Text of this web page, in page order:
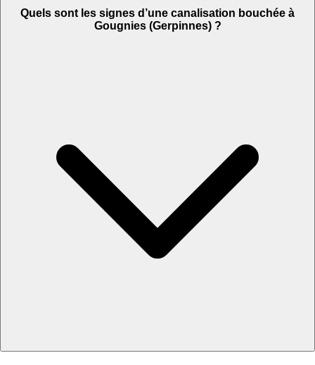
Quels sont les signes d’une canalisation bouchée à
Gougnies (Gerpinnes) ?